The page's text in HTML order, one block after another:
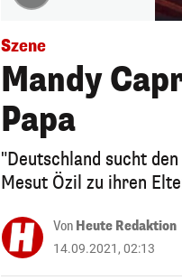
Szene
Mandy
Papa
"Deutschland sucht
Mesut Özil zu ihren
Von Heute Redaktion
14.09.2021, 02:13